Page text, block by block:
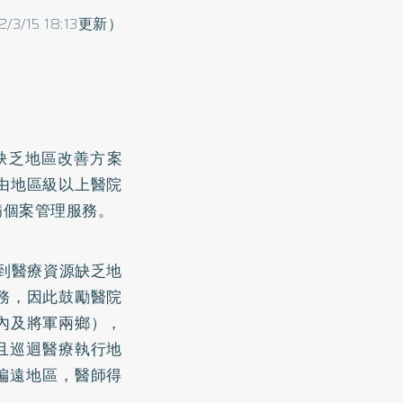
15 18:13更新）
乏地區改善方案
地區級以上醫院
案管理服務。
醫療資源缺乏地
，因此鼓勵醫院
將軍兩鄉），
巡迴醫療執行地
遠地區，醫師得